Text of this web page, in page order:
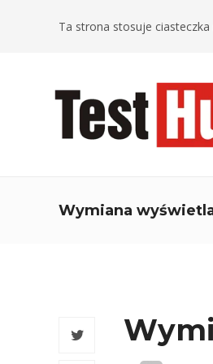
Ta strona stosuje
Wymiana